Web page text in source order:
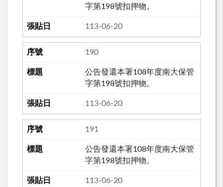
字第198號扣押物。
113-06-20
190
公告發還本署108年度南大保管
字第198號扣押物。
113-06-20
191
公告發還本署108年度南大保管
字第198號扣押物。
113-06-20